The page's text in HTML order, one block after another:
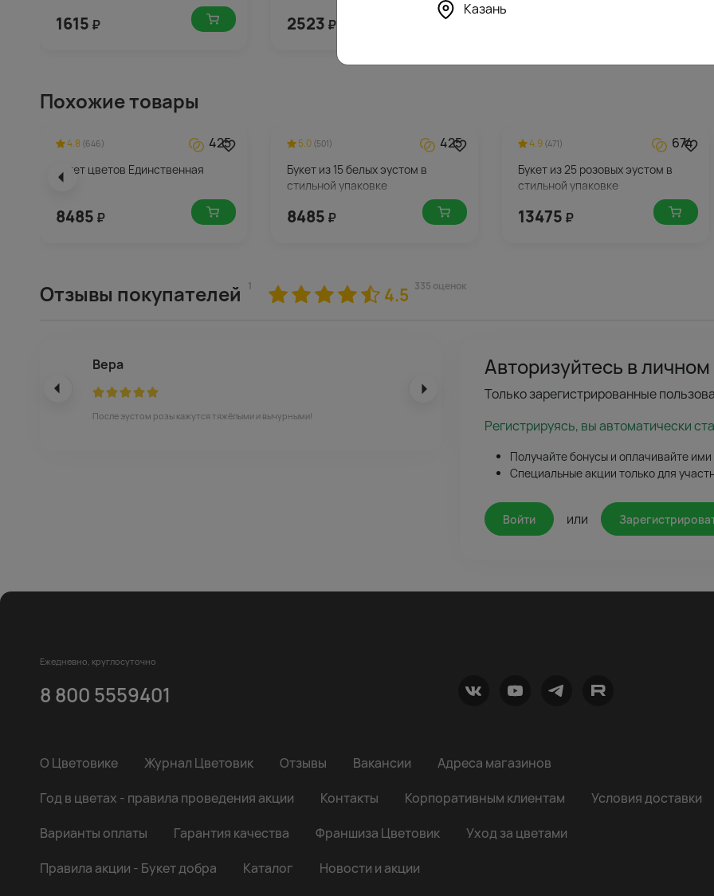
1615 ₽ 2523 ₽
Похожие товары
4.8 (646) 425
Букет цветов Единственная
8485 ₽
5.0 (501) 425
Букет из 15 белых эустом в
стильной упаковке
8485 ₽
4.9 (471) 674
Букет из 25 розовых эустом в
стильной упаковке
13475 ₽
Отзывы покупателей 1 4.5 335 оценок
Вера
После эустом розы кажутся тяжёлыми и вычурными!
Авторизуйтесь в
Только зарегистрированные
Регистрируясь, вы автоматически
Получайте бонусы и оплачивайте ими
Специальные акции только для
Войти или
Ежедневно, круглосуточно
8 800 5559401
О Цветовике Журнал Цветовик Отзывы Вакансии
Адреса магазинов
Год в цветах - правила проведения акции
Контакты Корпоративным клиентам
Условия доставки
Варианты оплаты
Гарантия качества Франшиза Цветовик
Уход за цветами
Правила акции - Букет добра
Каталог Новости и акции
Казань